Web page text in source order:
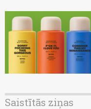
Saistītās ziņas